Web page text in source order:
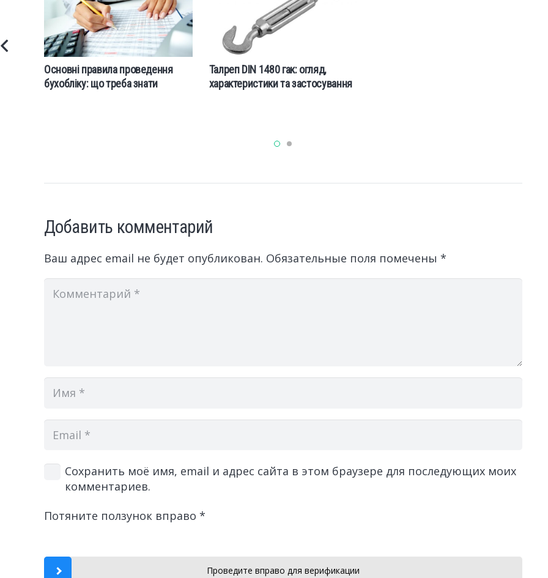
Основні правила проведення
бухобліку: що треба знати
Талреп DIN 1480 гак: огляд,
характеристики та застосування
Добавить комментарий
Ваш адрес email не будет опубликован. Обязательные поля помечены *
Сохранить моё имя, email и адрес сайта в этом браузере для последующих моих
комментариев.
Потяните ползунок вправо *
Проведите вправо для верификации